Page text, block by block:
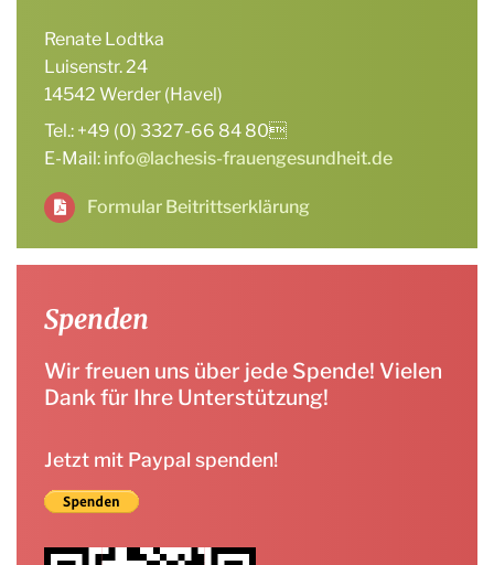
Renate Lodtka
Luisenstr. 24
14542 Werder (Havel)
Tel.: +49 (0) 3327-66 84 80
E-Mail: info@lachesis-frauengesundheit.de
Formular Beitrittserklärung
Spenden
Wir freuen uns über jede Spende! Vielen
Dank für Ihre Unterstützung!
Jetzt mit Paypal spenden!